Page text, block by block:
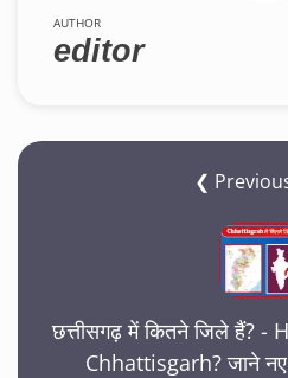
AUTHOR
editor
❮
छत्तीसगढ़ में कितने जिले हैं?
Chhattisgarh? जाने